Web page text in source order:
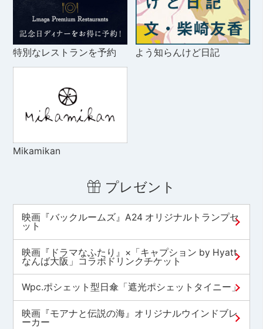
特別なレストランを予約 よう知らんけど日記
Mikamikan
プレゼント
映画『バックルームズ』A24 オリジナルトランプセ
ット
映画『ドラマなふたり』×「キャプション by Hyatt
なんば大阪」コラボドリンクチケット
Wpc.ポシェット型日傘「遮光ポシェットタイニー」
映画『モアナと伝説の海』オリジナルウインドブレ
ーカー